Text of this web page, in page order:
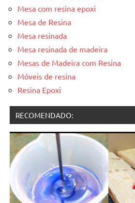
Mesa com resina epoxi
Mesa de Resina
Mesa resinada
Mesa resinada de madeira
Mesas de Madeira com Resina
Móveis de resina
Resina Epoxi
RECOMENDADO: